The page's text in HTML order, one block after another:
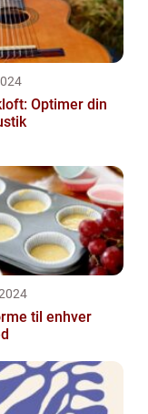
Optimer din
til enhver